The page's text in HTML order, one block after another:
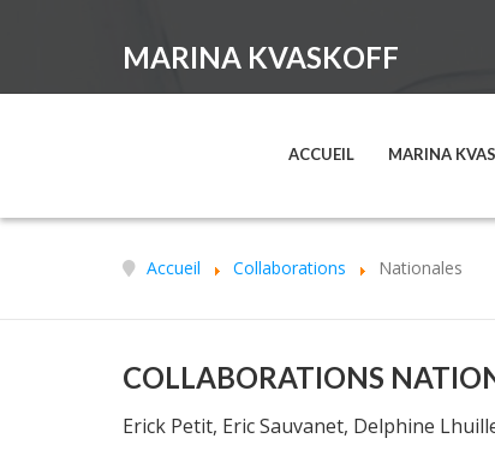
MARINA KVASKOFF
ACCUEIL MARINA
Accueil Collaborations Nationales
COLLABORATIONS
Erick Petit, Eric Sauvanet, Delphine